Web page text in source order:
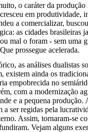
o caráter da
em produtividade,
a comercializar,
as cidades brasileiras
mal o foram - sem uma
prossegue acelerada.
as análises dualistas
existem ainda os
empobrecida no
com a modernização
e a pequena produção.
a ser regidas pela
Assim, tornaram-se
Vejam alguns